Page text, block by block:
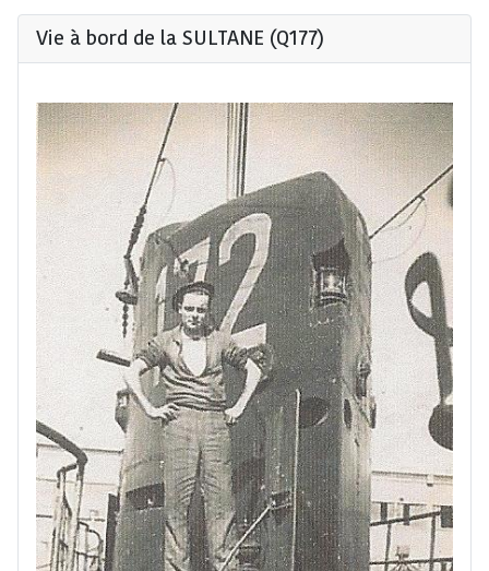
Vie à bord de la SULTANE (Q177)